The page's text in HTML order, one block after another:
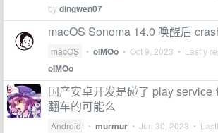
bydingwen07
macOS Sonoma 14.0 唤醒后
macOS • oIMOo • Oct 9, 2023 • Lastly
oIMOo
国产安卓开发是碰了 play service
翻车的可能么
Android • murmur • Jun 30, 2023 •